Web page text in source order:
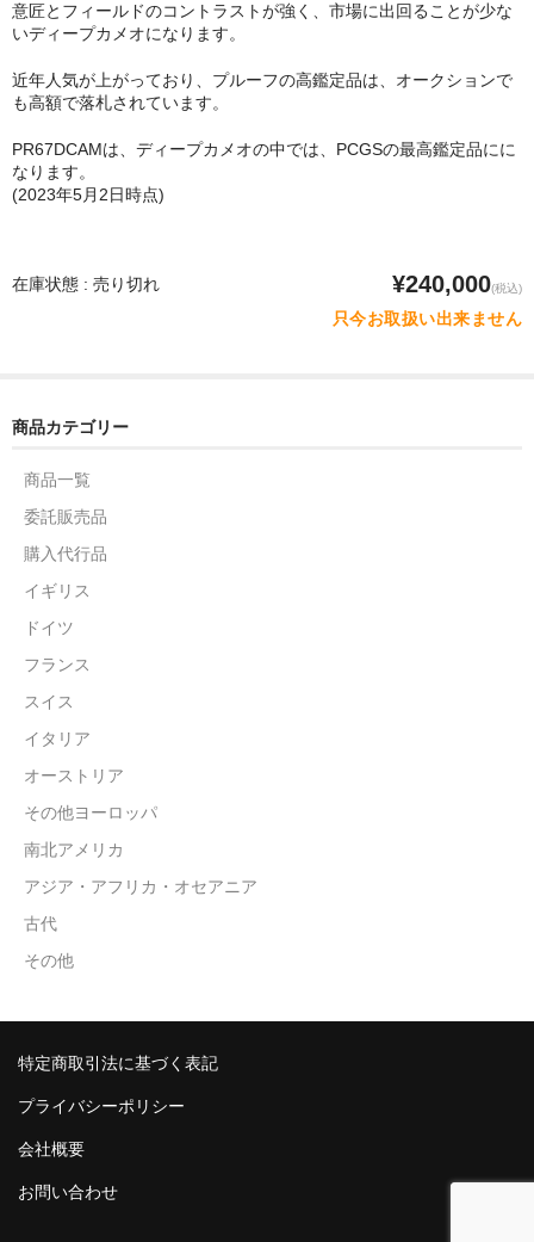
意匠とフィールドのコントラストが強く、市場に出回ることが少な
いディープカメオになります。
近年人気が上がっており、プルーフの高鑑定品は、オークションで
も高額で落札されています。
PR67DCAMは、ディープカメオの中では、PCGSの最高鑑定品にに
なります。
(2023年5月2日時点)
在庫状態 : 売り切れ ¥240,000(税込)
只今お取扱い出来ません
商品カテゴリー
商品一覧
委託販売品
購入代行品
イギリス
ドイツ
フランス
スイス
イタリア
オーストリア
その他ヨーロッパ
南北アメリカ
アジア・アフリカ・オセアニア
古代
その他
特定商取引法に基づく表記
プライバシーポリシー
会社概要
お問い合わせ